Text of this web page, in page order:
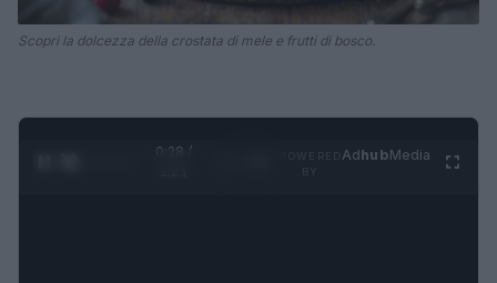
Scopri la dolcezza della crostata di mele e frutti di bosco.
0:29 /
AdhubMedia